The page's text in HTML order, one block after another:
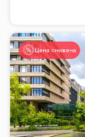
Цена снижена